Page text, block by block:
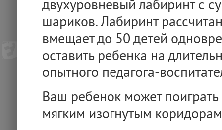
двухуровневый лабиринт с
шариков. Лабиринт
вмещает до 50 детей
оставить ребенка на
опытного педагога-
Ваш ребенок может поиграть
мягким изогнутым